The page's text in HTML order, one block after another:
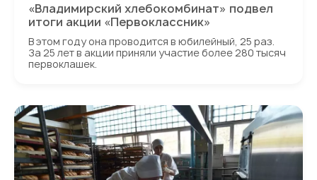
«Владимирский хлебокомбинат» подвел
итоги акции «Первоклассник»
В этом году она проводится в юбилейный, 25 раз.
За 25 лет в акции приняли участие более 280 тысяч
первоклашек.